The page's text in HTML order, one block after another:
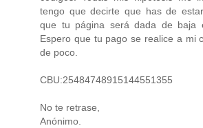
tengo que decirte que has de
que tu página será dada de baja
Espero que tu pago se realice a mi
de poco.
CBU:25484748915144551355
No te retrase,
Anónimo.